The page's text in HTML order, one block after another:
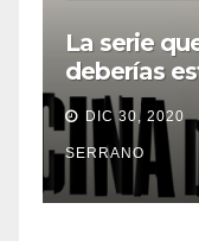
La serie
deberías
DIC 30, 2020
SERRANO